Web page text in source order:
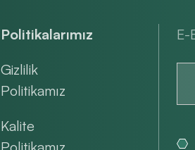
Politikalarımız
Gizlilik
Politikamız
Kalite
E-